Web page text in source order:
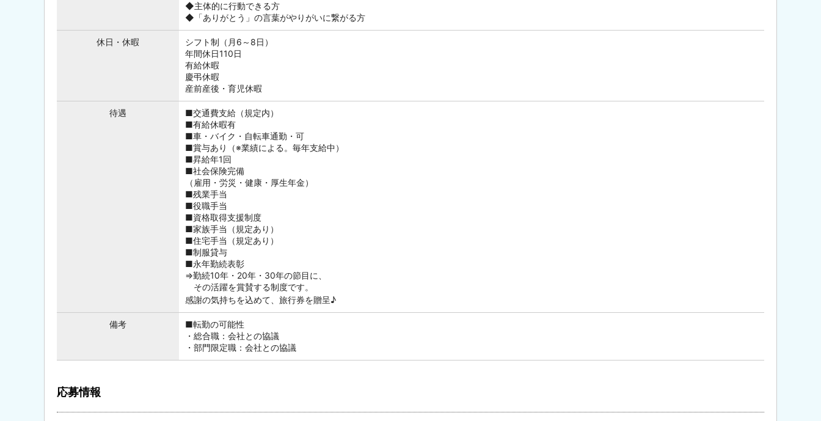
◆主体的に行動できる方
◆「ありがとう」の言葉がやりがいに繋がる方
休日・休暇
シフト制（月6～8日）
年間休日110日
有給休暇
慶弔休暇
産前産後・育児休暇
待遇
■交通費支給（規定内）
■有給休暇有
■車・バイク・自転車通勤・可
■賞与あり（※業績による。毎年支給中）
■昇給年1回
■社会保険完備
（雇用・労災・健康・厚生年金）
■残業手当
■役職手当
■資格取得支援制度
■家族手当（規定あり）
■住宅手当（規定あり）
■制服貸与
■永年勤続表彰
⇒勤続10年・20年・30年の節目に、
その活躍を賞賛する制度です。
感謝の気持ちを込めて、旅行券を贈呈♪
備考
■転勤の可能性
・総合職：会社との協議
・部門限定職：会社との協議
応募情報